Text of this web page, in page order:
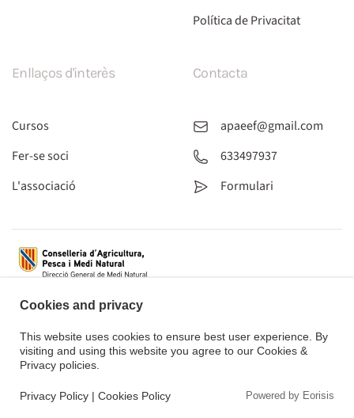
Política de Privacitat
Enllaços d'interès
Cursos
Fer-se soci
L'associació
Contacta
apaeef@gmail.com
633497937
Formulari
Cookies and privacy
This website uses cookies to ensure best user experience. By
visiting and using this website you agree to our Cookies &
Privacy policies.
Privacy Policy | Cookies Policy Powered by Eorisis